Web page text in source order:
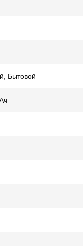
Бытовой